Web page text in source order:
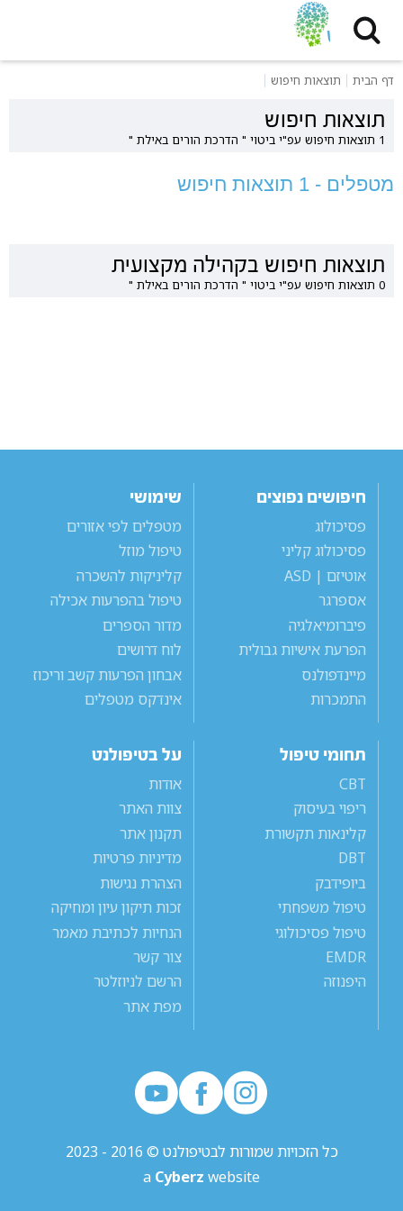
דף הבית תוצאות חיפוש
תוצאות חיפוש
1 תוצאות חיפוש עפ"י ביטוי " הדרכת הורים באילת "
מטפלים - 1 תוצאות חיפוש
תוצאות חיפוש בקהילה מקצועית
0 תוצאות חיפוש עפ"י ביטוי " הדרכת הורים באילת "
חיפושים נפוצים
פסיכולוג
פסיכולוג קליני
אוטיזם | ASD
אספרגר
פיברומיאלגיה
הפרעת אישיות גבולית
מיינדפולנס
התמכרות
שימושי
מטפלים לפי אזורים
טיפול מוזל
קליניקות להשכרה
טיפול בהפרעות אכילה
מדור הספרים
לוח דרושים
אבחון הפרעות קשב וריכוז
אינדקס מטפלים
תחומי טיפול
CBT
ריפוי בעיסוק
קלינאות תקשורת
DBT
ביופידבק
טיפול משפחתי
טיפול פסיכולוגי
EMDR
היפנוזה
על בטיפולנט
אודות
צוות האתר
תקנון אתר
מדיניות פרטיות
הצהרת נגישות
זכות תיקון עיון ומחיקה
הנחיות לכתיבת מאמר
צור קשר
הרשם לניוזלטר
מפת אתר
כל הזכויות שמורות לבטיפולנט © 2016 - 2023
a Cyberz website